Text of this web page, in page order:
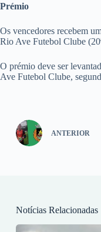
Prémio
Os vencedores recebem
Rio Ave Futebol Clube
O prémio deve ser
Ave Futebol Clube,
ANTERIOR
Notícias Relacionadas